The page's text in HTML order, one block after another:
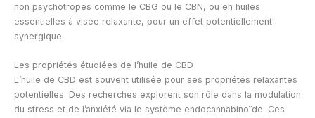
non psychotropes comme le CBG ou le CBN, ou en huiles
essentielles à visée relaxante, pour un effet potentiellement
synergique.
Les propriétés étudiées de l’huile de CBD
L’huile de CBD est souvent utilisée pour ses propriétés relaxantes
potentielles. Des recherches explorent son rôle dans la modulation
du stress et de l’anxiété via le système endocannabinoïde. Ces